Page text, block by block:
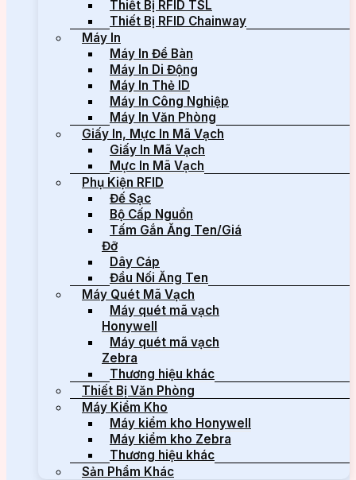
Thiết Bị RFID TSL
Thiết Bị RFID Chainway
Máy In
Máy In Để Bàn
Máy In Di Động
Máy In Thẻ ID
Máy In Công Nghiệp
Máy In Văn Phòng
Giấy In, Mực In Mã Vạch
Giấy In Mã Vạch
Mực In Mã Vạch
Phụ Kiện RFID
Đế Sạc
Bộ Cấp Nguồn
Tấm Gắn Ăng Ten/Giá
Đỡ
Dây Cáp
Đầu Nối Ăng Ten
Máy Quét Mã Vạch
Máy quét mã vạch
Honywell
Máy quét mã vạch
Zebra
Thương hiệu khác
Thiết Bị Văn Phòng
Máy Kiểm Kho
Máy kiểm kho Honywell
Máy kiểm kho Zebra
Thương hiệu khác
Sản Phẩm Khác